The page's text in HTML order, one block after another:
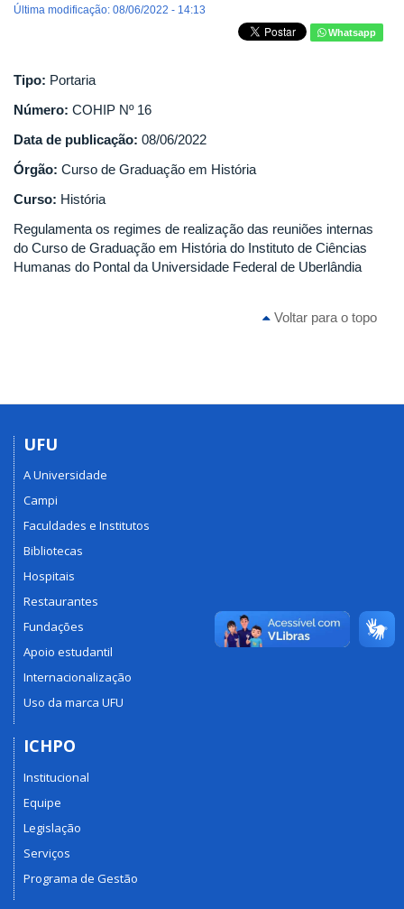
Última modificação: 08/06/2022 - 14:13
Whatsapp
Tipo: Portaria
Número: COHIP Nº 16
Data de publicação: 08/06/2022
Órgão: Curso de Graduação em História
Curso: História
Regulamenta os regimes de realização das reuniões internas
do Curso de Graduação em História do Instituto de Ciências
Humanas do Pontal da Universidade Federal de Uberlândia
Voltar para o topo
UFU
A Universidade
Campi
Faculdades e Institutos
Bibliotecas
Hospitais
Restaurantes
Fundações
Apoio estudantil
Internacionalização
Uso da marca UFU
ICHPO
Institucional
Equipe
Legislação
Serviços
Programa de Gestão